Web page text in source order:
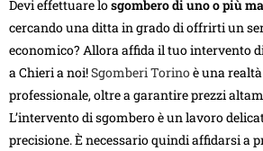
Devi effettuare losgombero di uno o più
cercando una ditta in grado di offrirti un
economico? Allora affida il tuo intervento
a Chieri a noi!Sgomberi Torinoè una
professionale, oltre a garantire prezzi
L’intervento di sgombero è un lavoro
precisione. È necessario quindi affidarsi a